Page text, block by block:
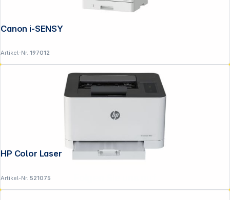
Canon i-SENSYS LBP 243 dw II
Artikel-Nr.:197012
HP Color Laser 150 nw
Artikel-Nr.:521075